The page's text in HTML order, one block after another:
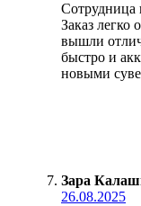
Сотрудница
Заказ легко
вышли
быстро и
новыми
Зара
26.08.2025